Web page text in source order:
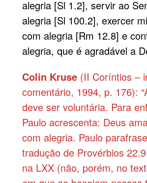
alegria [Sl 1.2], servir ao
alegria [Sl 100.2], exercer
com alegria [Rm 12.8] e
alegria, que é agradável a
Colin Kruse(II Coríntios –
comentário, 1994, p. 176):
deve ser voluntária. Para
Paulo acrescenta: Deus
com alegria. Paulo
tradução de Provérbios
na LXX (não, porém, no